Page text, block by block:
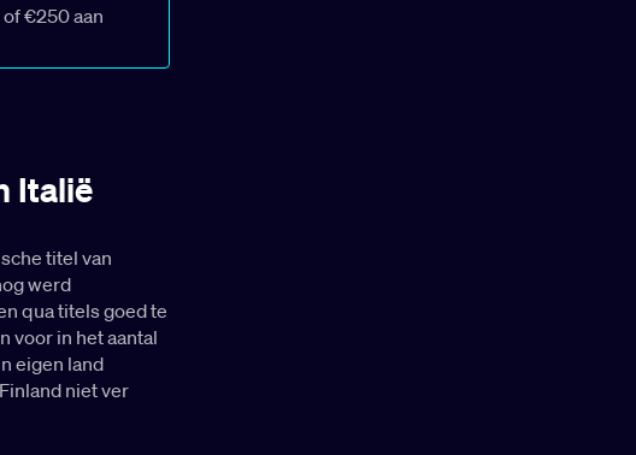
€250 aan
Italië
titel van
werd
qua titels goed te
voor in het aantal
eigen land
niet ver